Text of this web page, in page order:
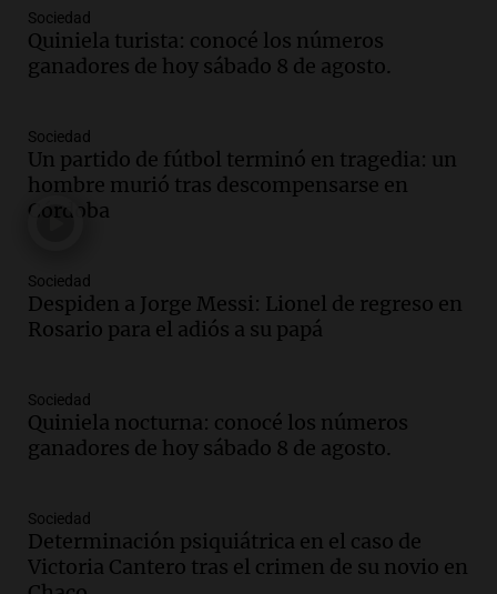
800 kilos de basura por jornada
Una mañana para todos
Episodios
contrato de Leo con Barcelona
Una mañana para todos
Episodios
Messi hubiera llegado adonde llegó"
Una mañana para todos
Episodios
Jorge Messi en una entrevista con Rony
Vargas en 2007
Una mañana para todos
las nuevas detenciones: "En esa casa
todos tenían algo que ver"
Una mañana para todos
Sociedad
Quiniela turista: conocé los números
ganadores de hoy sábado 8 de agosto.
Sociedad
Un partido de fútbol terminó en tragedia: un
hombre murió tras descompensarse en
Córdoba
Sociedad
Despiden a Jorge Messi: Lionel de regreso en
Rosario para el adiós a su papá
Sociedad
Quiniela nocturna: conocé los números
ganadores de hoy sábado 8 de agosto.
Sociedad
Determinación psiquiátrica en el caso de
Victoria Cantero tras el crimen de su novio en